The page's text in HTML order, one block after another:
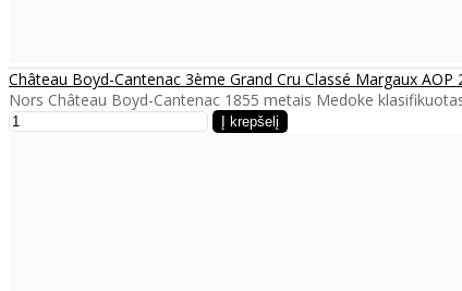
Château Boyd-Cantenac 3ème Grand Cru Classé Margaux AOP
Nors Château Boyd-Cantenac 1855 metais Medoke